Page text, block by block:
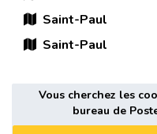
Saint-Paul
Saint-Paul
Vous cherchez les
bureau de